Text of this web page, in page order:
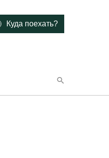
Куда поехать?